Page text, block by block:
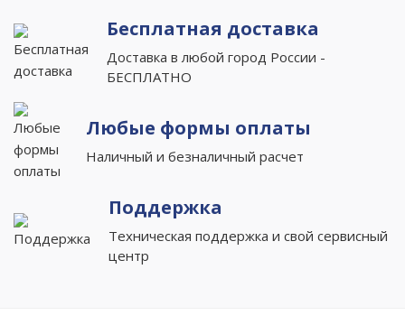
Бесплатная доставка
Доставка в любой город России -
БЕСПЛАТНО
Любые формы оплаты
Наличный и безналичный расчет
Поддержка
Техническая поддержка и свой сервисный
центр